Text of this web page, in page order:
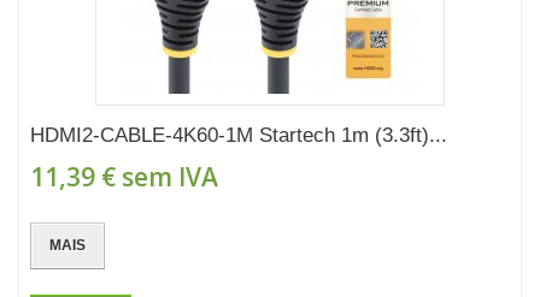
HDMI2-CABLE-4K60-1M Startech 1m (3.3ft)...
11,39 € sem IVA
MAIS